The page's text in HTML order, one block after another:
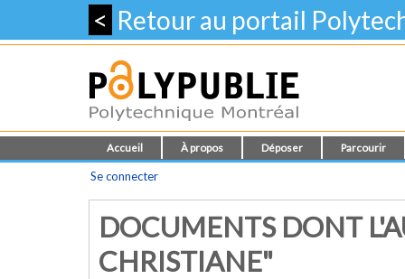
< Retour au portail
Accueil À propos Déposer Parcourir
Se connecter
DOCUMENTS DONT
CHRISTIANE"